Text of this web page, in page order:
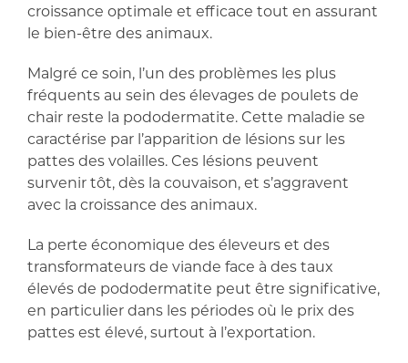
croissance optimale et efficace tout en assurant
le bien-être des animaux.
Malgré ce soin, l’un des problèmes les plus
fréquents au sein des élevages de poulets de
chair reste la pododermatite. Cette maladie se
caractérise par l’apparition de lésions sur les
pattes des volailles. Ces lésions peuvent
survenir tôt, dès la couvaison, et s’aggravent
avec la croissance des animaux.
La perte économique des éleveurs et des
transformateurs de viande face à des taux
élevés de pododermatite peut être significative,
en particulier dans les périodes où le prix des
pattes est élevé, surtout à l’exportation.